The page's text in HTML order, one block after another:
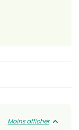
Moins afficher